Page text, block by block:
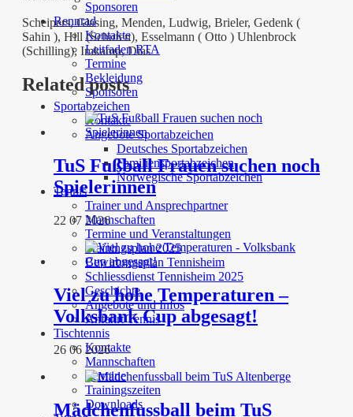
Sponsoren
Rennrad
Kontakte
Leitfaden RTA
Termine
Bekleidung
Sponsoren
Sportabzeichen
Kontakte
Angebote Sportabzeichen
Deutsches Sportabzeichen
Familiensportabzeichen
Norwegische Sportabzeichen
Tennis
Trainer und Ansprechpartner
Mannschaften
Termine und Veranstaltungen
Trainingsplan 2025
Bewirtungsplan Tennisheim
Schliessdienst Tennisheim 2025
Geschichte
Angebote und Infos
Anfahrt Tennis
Tischtennis
Kontakte
Mannschaften
Termine
Trainingszeiten
Downloads
Scheipers, Glasing, Menden, Ludwig, Brieler, Gedenk (
Sahin ), Hill (Schufen), Esselmann ( Otto ) Uhlenbrock
(Schilling), Imkamp, Dias
Related posts
TuS Fußball Frauen suchen noch
Spielerinnen
22 07 2026
Viel zu hohe Temperaturen –
Volksbank Cup abgesagt!
26 06 2026
Mädchenfussball beim TuS